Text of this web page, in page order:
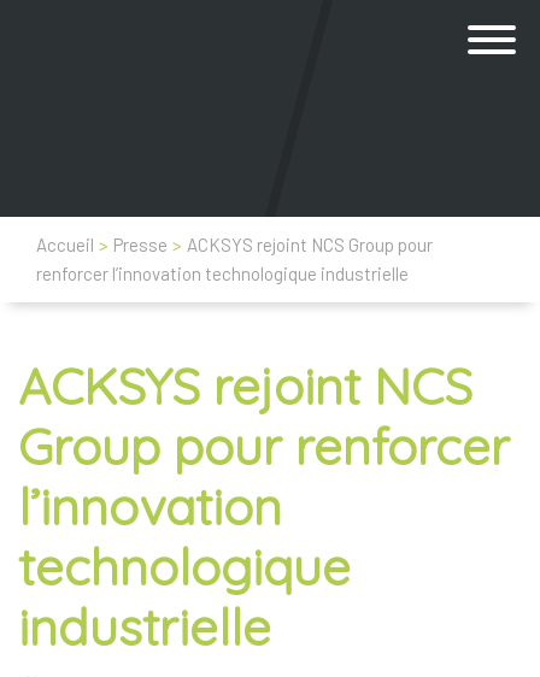
Accueil > Presse > ACKSYS rejoint NCS Group pour
renforcer l’innovation technologique industrielle
ACKSYS rejoint NCS
Group pour renforcer
l’innovation
technologique
industrielle